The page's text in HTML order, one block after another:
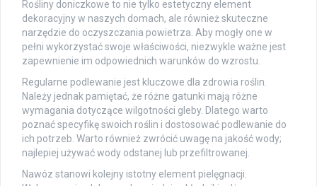
Rośliny doniczkowe to nie tylko estetyczny element
dekoracyjny w naszych domach, ale również skuteczne
narzędzie do oczyszczania powietrza. Aby mogły one w
pełni wykorzystać swoje właściwości, niezwykle ważne jest
zapewnienie im odpowiednich warunków do wzrostu.
Regularne podlewanie jest kluczowe dla zdrowia roślin.
Należy jednak pamiętać, że różne gatunki mają różne
wymagania dotyczące wilgotności gleby. Dlatego warto
poznać specyfikę swoich roślin i dostosować podlewanie do
ich potrzeb. Warto również zwrócić uwagę na jakość wody;
najlepiej używać wody odstanej lub przefiltrowanej.
Nawóz stanowi kolejny istotny element pielęgnacji.